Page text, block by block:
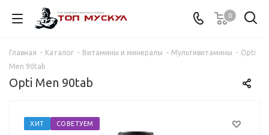
0
Главная - Каталог - Витамины и минералы - Мультивитамины - Opti
Men 90tab
Opti Men 90tab
ХИТ СОВЕТУЕМ